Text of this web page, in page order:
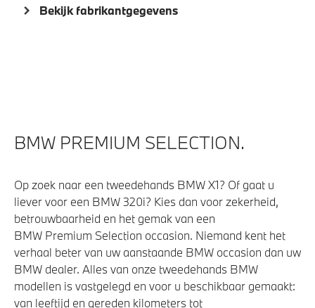
Bekijk fabrikantgegevens
BMW PREMIUM SELECTION.
Op zoek naar een tweedehands BMW X1? Of gaat u
liever voor een BMW 320i? Kies dan voor zekerheid,
betrouwbaarheid en het gemak van een
BMW Premium Selection occasion. Niemand kent het
verhaal beter van uw aanstaande BMW occasion dan uw
BMW dealer. Alles van onze tweedehands BMW
modellen is vastgelegd en voor u beschikbaar gemaakt:
van leeftijd en gereden kilometers tot